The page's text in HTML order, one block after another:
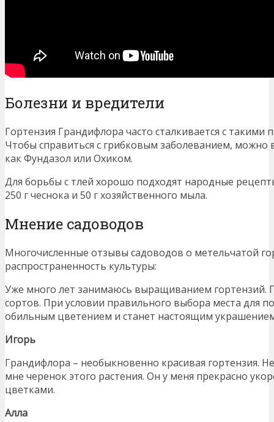
Болезни и вредители
Гортензия Грандифлора часто сталкивается с такими
Чтобы справиться с грибковым заболеванием, можно
как Фундазол или Охиком.
Для борьбы с тлей хорошо подходят народные
250 г чеснока и 50 г хозяйственного мыла.
Мнение садоводов
Многочисленные отзывы садоводов о метельчатой
распространенность культуры:
Уже много лет занимаюсь выращиванием гортензий.
сортов. При условии правильного выбора места для
обильным цветением и станет настоящим украшением
Игорь
Грандифлора – необыкновенно красивая гортензия.
мне черенок этого растения. Он у меня прекрасно
цветками.
Алла